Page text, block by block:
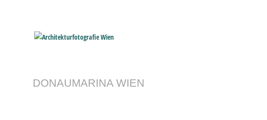
DONAUMARINA WIEN